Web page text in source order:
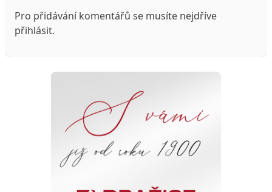
Pro přidávání komentářů se musíte nejdříve
přihlásit.